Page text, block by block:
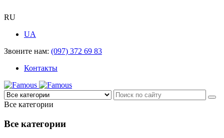
RU
UA
Звоните нам: (097) 372 69 83
Контакты
Все категории
Все категории